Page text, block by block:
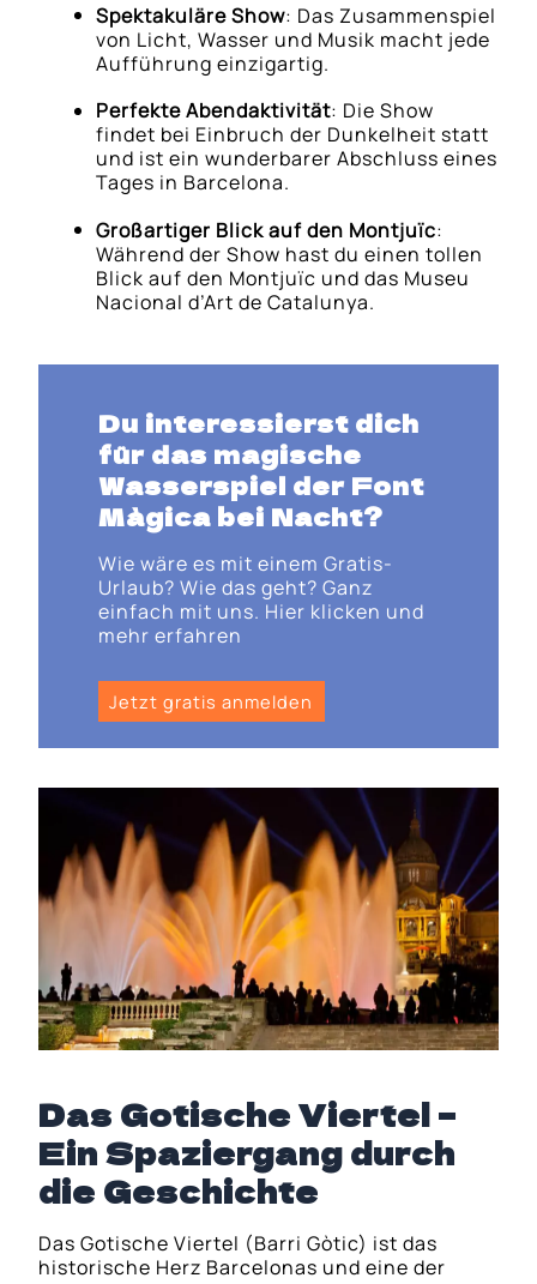
Spektakuläre Show: Das Zusammenspiel
von Licht, Wasser und Musik macht jede
Aufführung einzigartig.
Perfekte Abendaktivität: Die Show
findet bei Einbruch der Dunkelheit statt
und ist ein wunderbarer Abschluss eines
Tages in Barcelona.
Großartiger Blick auf den Montjuïc:
Während der Show hast du einen tollen
Blick auf den Montjuïc und das Museu
Nacional d’Art de Catalunya.
Du interessierst dich
für das magische
Wasserspiel der Font
Màgica bei Nacht?
Wie wäre es mit einem Gratis-
Urlaub? Wie das geht? Ganz
einfach mit uns. Hier klicken und
mehr erfahren
Jetzt gratis anmelden
Das Gotische Viertel –
Ein Spaziergang durch
die Geschichte
Das Gotische Viertel (Barri Gòtic) ist das
historische Herz Barcelonas und eine der